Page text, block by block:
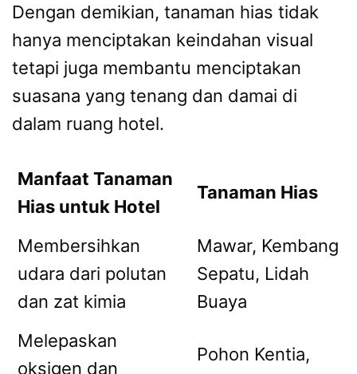
Dengan demikian, tanaman hias tidak
hanya menciptakan keindahan visual
tetapi juga membantu menciptakan
suasana yang tenang dan damai di
dalam ruang hotel.
Manfaat Tanaman
Hias untuk Hotel
Tanaman Hias
Membersihkan
udara dari polutan
dan zat kimia
Mawar, Kembang
Sepatu, Lidah
Buaya
Melepaskan
oksigen dan
Pohon Kentia,